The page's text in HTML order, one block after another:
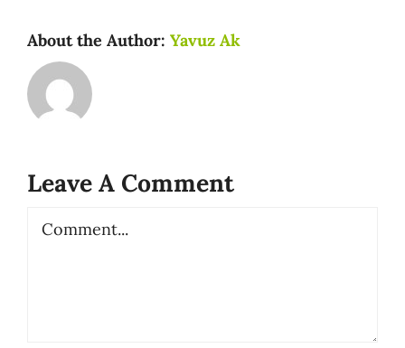
About the Author: Yavuz Ak
Leave A Comment
Comment